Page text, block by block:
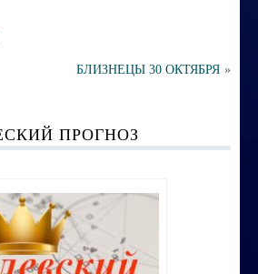
взаимоотношений
миссия
по Су-джок терапии
без угроз и насилия
БЛИЗНЕЦЫ 30 ОКТЯБРЯ »
ПРОГНОЗ